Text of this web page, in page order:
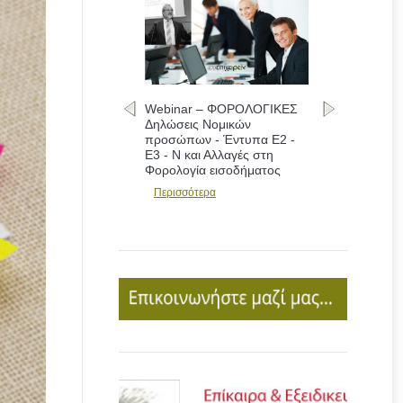
Webinar – ΦΟΡΟΛΟΓΙΚΕΣ
Δηλώσεις Νομικών
προσώπων - Έντυπα Ε2 -
Ε3 - Ν και Αλλαγές στη
Φορολογία εισοδήματος
Περισσότερα